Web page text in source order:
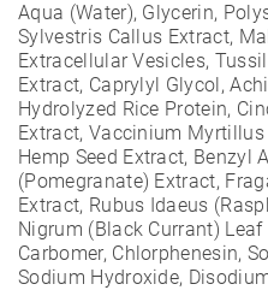
Aqua (Water), Glycerin,
Sylvestris Callus Extract,
Extracellular Vesicles,
Extract, Caprylyl Glycol,
Hydrolyzed Rice Protein,
Extract, Vaccinium
Hemp Seed Extract, Benzyl
(Pomegranate) Extract,
Extract, Rubus Idaeus
Nigrum (Black Currant)
Carbomer, Chlorphenesin,
Sodium Hydroxide,